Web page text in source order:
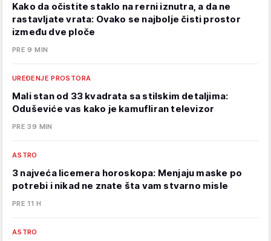
Kako da očistite staklo na rerni iznutra, a da ne
rastavljate vrata: Ovako se najbolje čisti prostor
između dve ploče
PRE 9 MIN
UREĐENJE PROSTORA
Mali stan od 33 kvadrata sa stilskim detaljima:
Oduševiće vas kako je kamufliran televizor
PRE 39 MIN
ASTRO
3 najveća licemera horoskopa: Menjaju maske po
potrebi i nikad ne znate šta vam stvarno misle
PRE 11 H
ASTRO